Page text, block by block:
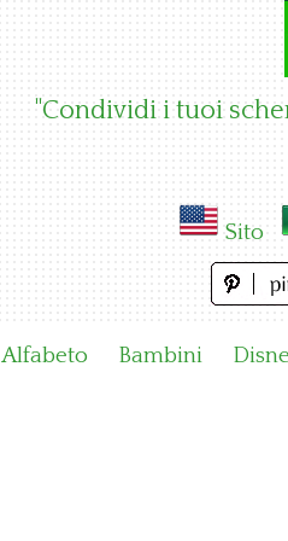
"Condividi i tuoi
Sito
Alfabeto Bambini